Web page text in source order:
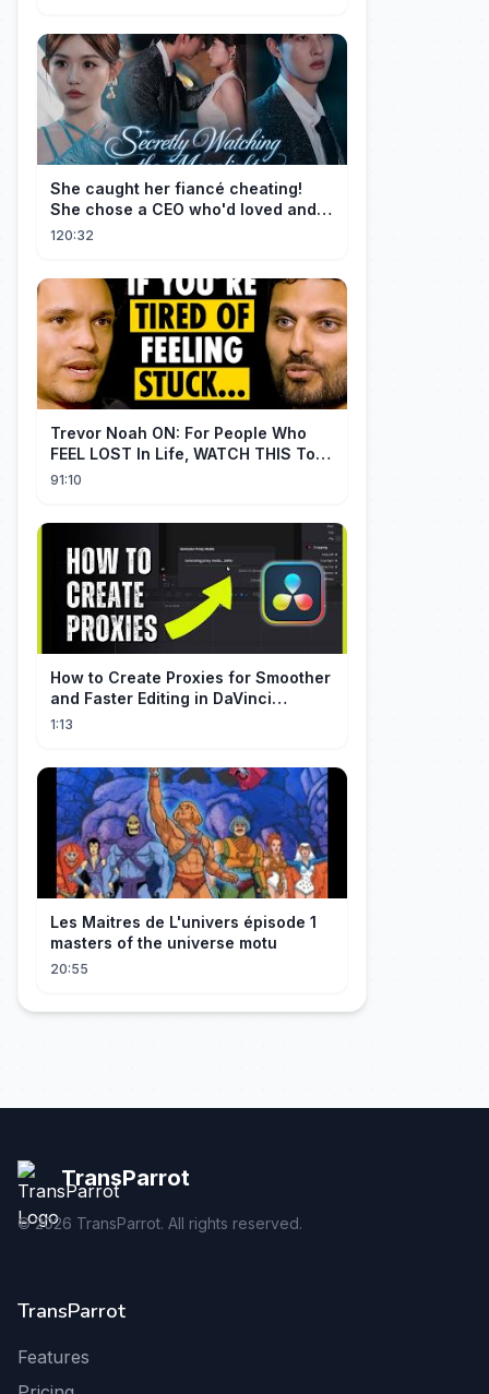
She caught her fiancé cheating!
She chose a CEO who'd loved and
cherished her for years. ❤️
120:32
Trevor Noah ON: For People Who
FEEL LOST In Life, WATCH THIS To
91:10
How to Create Proxies for Smoother
and Faster Editing in DaVinci
Resolve
1:13
Les Maitres de L'univers épisode 1
masters of the universe motu
20:55
TransParrot
©2026 TransParrot. All rights reserved.
TransParrot
Features